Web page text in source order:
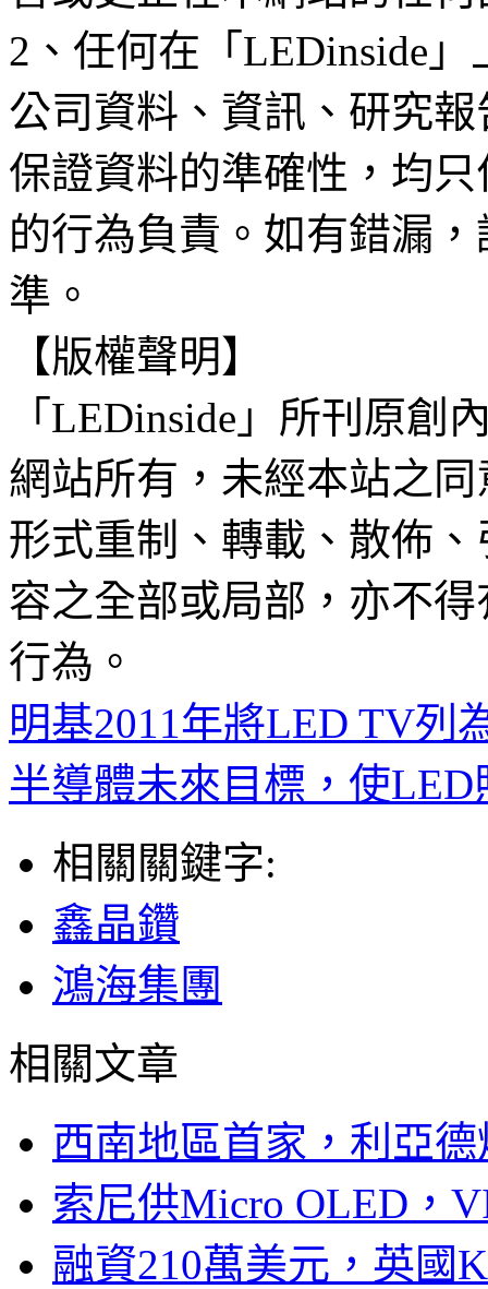
2、任何在「LEDinside
公司資料、資訊、研究
保證資料的準確性，均
的行為負責。如有錯漏
準。
【版權聲明】
「LEDinside」所刊原創
網站所有，未經本站之
形式重制、轉載、散佈
容之全部或局部，亦不
行為。
明基2011年將LED TV列
半導體未來目標，使
相關關鍵字:
鑫晶鑽
鴻海集團
相關文章
西南地區首家，利亞
索尼供Micro OLED，
融資210萬美元，英國